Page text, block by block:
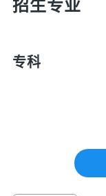
招生专业
专科
护理 机械设
管理 建设工